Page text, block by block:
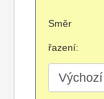
Směr
řazení: